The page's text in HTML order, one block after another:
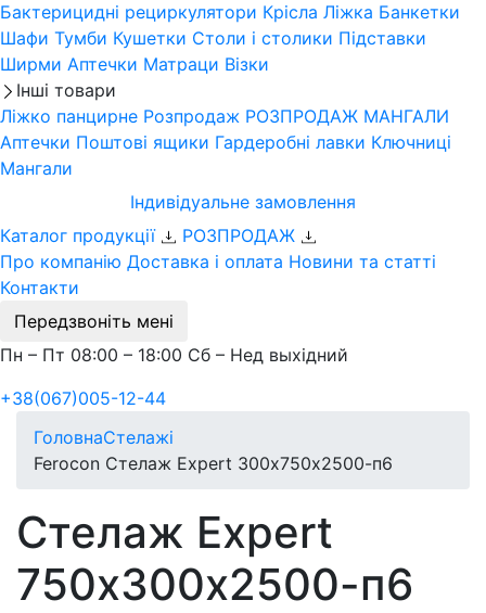
Бактерицидні рециркулятори Крісла Ліжка Банкетки
Шафи Тумби Кушетки Столи і столики Підставки
Ширми Аптечки Матраци Візки
Інші товари
Ліжко панцирне Розпродаж РОЗПРОДАЖ МАНГАЛИ
Аптечки Поштові ящики Гардеробні лавки Ключниці
Мангали
Індивідуальне замовлення
Каталог продукції
РОЗПРОДАЖ
Про компанію Доставка і оплата Новини та статті
Контакти
Передзвоніть мені
Пн – Пт 08:00 – 18:00 Сб – Нед выхідний
+38(067)005-12-44
ГоловнаСтелажі
Ferocon Стелаж Expert 300х750х2500-п6
Стелаж Expert
750х300х2500-п6